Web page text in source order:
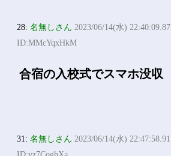
28:名無しさん 2023/06/14(水) 22:40:09.87
ID:MMcYqxHkM
合宿の入校式でスマホ没収
31:名無しさん 2023/06/14(水) 22:47:58.91